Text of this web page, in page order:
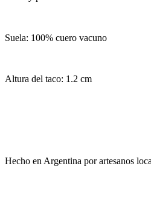
Suela: 100% cuero vacuno
Altura del taco: 1.2 cm
Hecho en Argentina por artesanos